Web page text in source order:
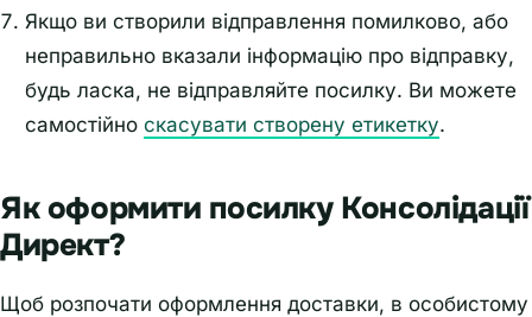
Якщо ви створили відправлення помилково, або
неправильно вказали інформацію про відправку,
будь ласка, не відправляйте посилку. Ви можете
самостійноскасувати створену етикетку.
Як оформити посилку Консолідації
Директ?
Щоб розпочати оформлення доставки, в особистому